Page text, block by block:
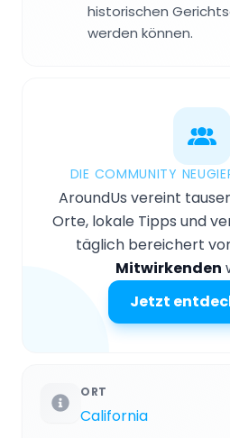
historischen
werden können.
DIE COMMUNITY
AroundUs vereint
Orte, lokale Tipps und
täglich bereichert
Mitwirkenden
Jetzt
ORT
California